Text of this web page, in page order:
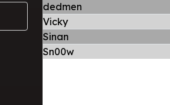
dedmen
Vicky
Sinan
Sn00w